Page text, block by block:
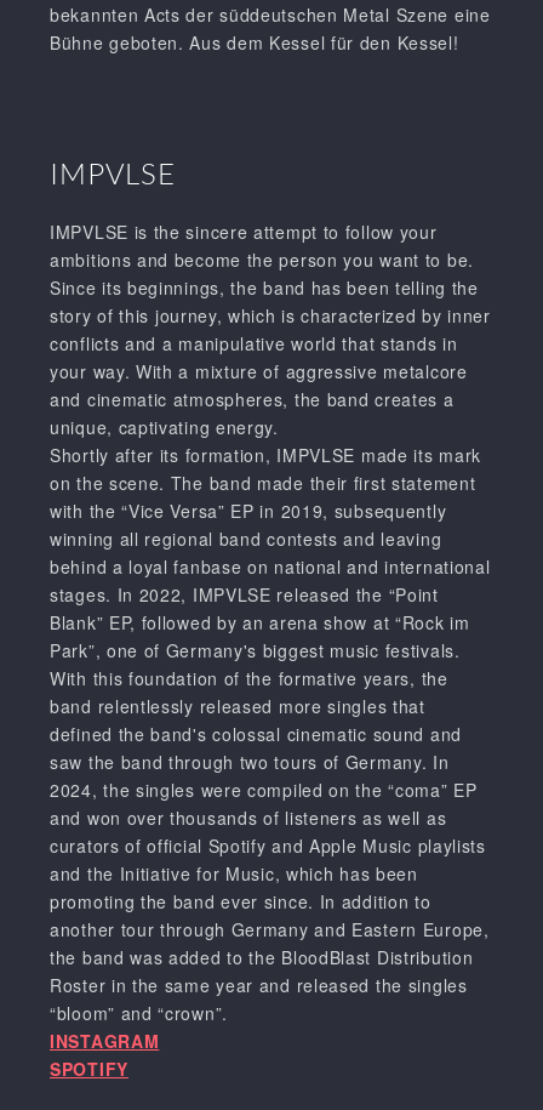
bekannten Acts der süddeutschen Metal Szene eine
Bühne geboten. Aus dem Kessel für den Kessel!
IMPVLSE
IMPVLSE is the sincere attempt to follow your
ambitions and become the person you want to be.
Since its beginnings, the band has been telling the
story of this journey, which is characterized by inner
conflicts and a manipulative world that stands in
your way. With a mixture of aggressive metalcore
and cinematic atmospheres, the band creates a
unique, captivating energy.
Shortly after its formation, IMPVLSE made its mark
on the scene. The band made their first statement
with the “Vice Versa” EP in 2019, subsequently
winning all regional band contests and leaving
behind a loyal fanbase on national and international
stages. In 2022, IMPVLSE released the “Point
Blank” EP, followed by an arena show at “Rock im
Park”, one of Germany's biggest music festivals.
With this foundation of the formative years, the
band relentlessly released more singles that
defined the band's colossal cinematic sound and
saw the band through two tours of Germany. In
2024, the singles were compiled on the “coma” EP
and won over thousands of listeners as well as
curators of official Spotify and Apple Music playlists
and the Initiative for Music, which has been
promoting the band ever since. In addition to
another tour through Germany and Eastern Europe,
the band was added to the BloodBlast Distribution
Roster in the same year and released the singles
“bloom” and “crown”.
INSTAGRAM
SPOTIFY